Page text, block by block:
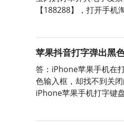
【188288】，打开手
苹果抖音打字弹出黑
答：iPhone苹果手机在
色输入框，却找不到关
iPhone苹果手机打字键